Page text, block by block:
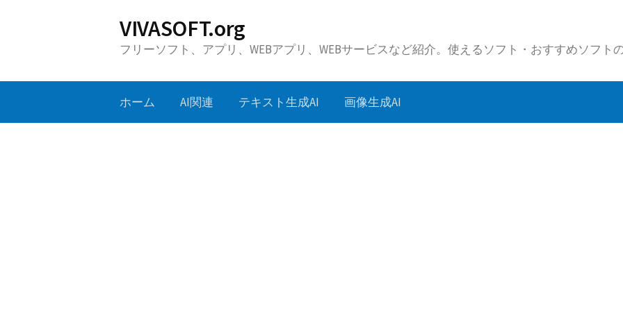
VIVASOFT.org
フリーソフト、アプリ、WEBアプリ、WEBサービスなど紹介。使えるソフト・おすすめソフト
ホーム AI関連 テキスト生成AI 画像生成AI